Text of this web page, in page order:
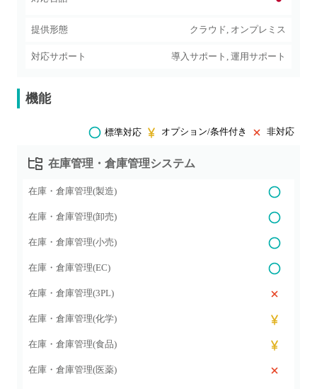
提供形態 クラウド, オンプレミス
対応サポート 導入サポート, 運用サポート
機能
標準対応 オプション/条件付き 非対応
在庫管理・倉庫管理システム
在庫・倉庫管理(製造)
在庫・倉庫管理(卸売)
在庫・倉庫管理(小売)
在庫・倉庫管理(EC)
在庫・倉庫管理(3PL)
在庫・倉庫管理(化学)
在庫・倉庫管理(食品)
在庫・倉庫管理(医薬)